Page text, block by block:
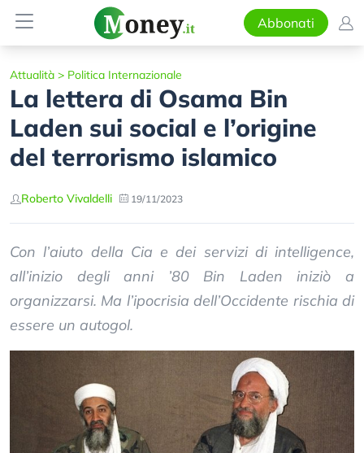
Abbonati
Attualità > Politica Internazionale
La lettera di Osama Bin
Laden sui social e l’origine
del terrorismo islamico
Roberto Vivaldelli 19/11/2023
Con l’aiuto della Cia e dei servizi di intelligence,
all’inizio degli anni ’80 Bin Laden iniziò a
organizzarsi. Ma l’ipocrisia dell’Occidente rischia di
essere un autogol.